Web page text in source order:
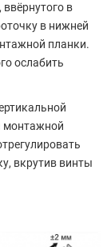
в
в нижней
планки.
ослабить
монтажной
вкрутив винты